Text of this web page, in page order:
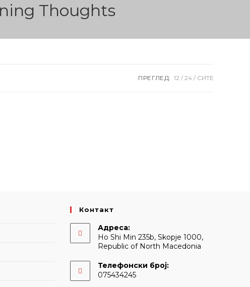
Thoughts
ПРЕГЛЕД: 12 24 СИТЕ
Контакт
Адреса:
Ho Shi Min 235b, Skopje 1000,
Republic of North Macedonia
Телефонски број:
075434245